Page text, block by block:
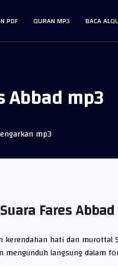
BACA
QURAN MP3
PDF
Abbad mp3
mp3
Fares
kerendahan hati dan murottal
mengunduh langsung dalam